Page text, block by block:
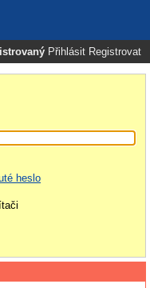
Přihlásit Registrovat
heslo